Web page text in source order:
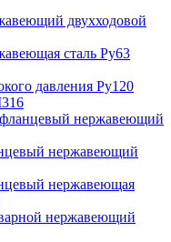
двухходовой
сталь Ру63
давления Ру120
нержавеющий
нержавеющий
нержавеющая
нержавеющий